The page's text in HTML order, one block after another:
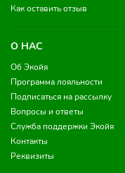
Как оставить отзыв
О НАС
Об Экойя
Программа лояльности
Подписаться на рассылку
Вопросы и ответы
Служба поддержки Экойя
Контакты
Реквизиты